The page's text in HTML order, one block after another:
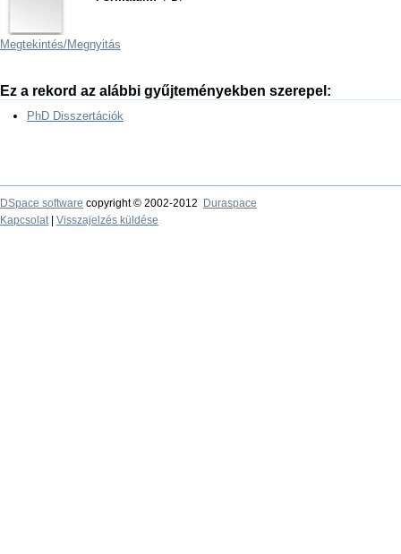
Megtekintés/Megnyitás
Ez a rekord az alábbi gyűjteményekben szerepel:
PhD Disszertációk
DSpace software copyright © 2002-2012
Duraspace
Kapcsolat| Visszajelzés küldése